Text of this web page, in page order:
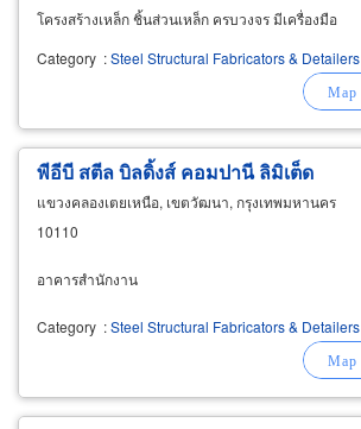
โครงสร้างเหล็ก ชิ้นส่วนเหล็ก ครบวงจร มีเครื่องมือ
ชิ้นส่วนตามแบบ ทั้งการตัด เจาะ บาก ประกอบ
เชื่อม ทำสี มีความชำนาญงานผลิตโครงสร้างเหล็ก
สำเร็จรูป
Category :Steel Structural Fabricators & Detailers
พีอีบี สตีล บิลดิ้งส์ คอมปานี ลิมิเต็ด
แขวงคลองเตยเหนือ, เขตวัฒนา, กรุงเทพมหานคร
10110
อาคารสำนักงาน
Category :Steel Structural Fabricators & Detailers